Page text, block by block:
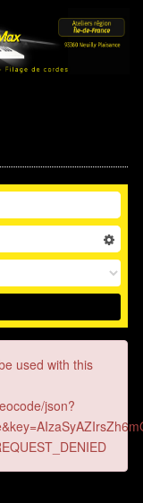
used with this
json?